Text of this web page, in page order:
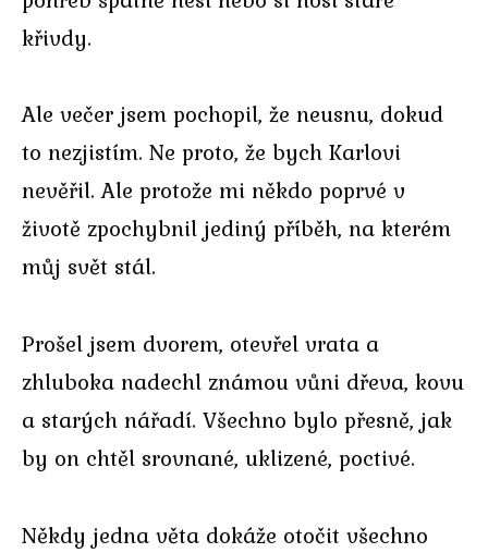
křivdy.
Ale večer jsem pochopil, že neusnu, dokud
to nezjistím. Ne proto, že bych Karlovi
nevěřil. Ale protože mi někdo poprvé v
životě zpochybnil jediný příběh, na kterém
můj svět stál.
Prošel jsem dvorem, otevřel vrata a
zhluboka nadechl známou vůni dřeva, kovu
a starých nářadí. Všechno bylo přesně, jak
by on chtěl srovnané, uklizené, poctivé.
Někdy jedna věta dokáže otočit všechno